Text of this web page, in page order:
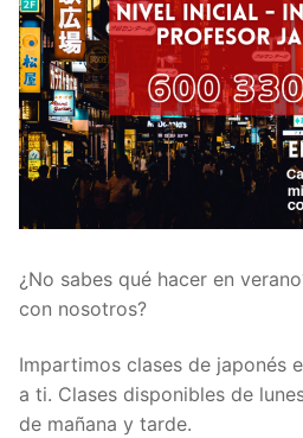
Taller de Costura Japonesa
Taller Arte en Meditación
Taller de Thai Yoga
¿No sabes qué hacer en
con nosotros?
Impartimos clases de japonés
a ti. Clases disponibles de
de mañana y tarde.